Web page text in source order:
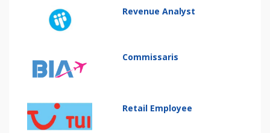
Revenue Analyst
Commissaris
Retail Employee